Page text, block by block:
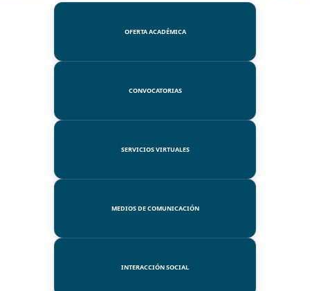
OFERTA ACADÉMICA
CONVOCATORIAS
SERVICIOS VIRTUALES
MEDIOS DE COMUNICACIÓN
INTERACCIÓN SOCIAL